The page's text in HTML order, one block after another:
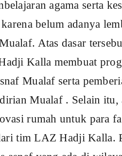
pemberian bantuan,
. Selain itu, ada pula
untuk para fakir terpilih yang
Kalla. Pada tahun
ada di wilayah Kota
Hadji Kalla, yang diharapkan
Asnaf bisa mandiri dan berdaya